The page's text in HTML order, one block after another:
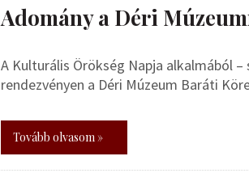
Adomány a Déri
A Kulturális Örökség Napja alkalmából
rendezvényen a Déri Múzeum Baráti
Tovább olvasom »